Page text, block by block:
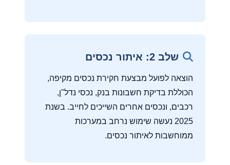
שלב 2: איתור נכסים
הוצאה לפועל מבצעת חקירת נכסים מקיפה,
הכוללת בדיקת חשבונות בנק, נכסי נדל"ן,
רכבים, ונכסים אחרים השייכים לחייב. בשנת
2025 נעשה שימוש נרחב במערכות
ממוחשבות לאיתור נכסים.